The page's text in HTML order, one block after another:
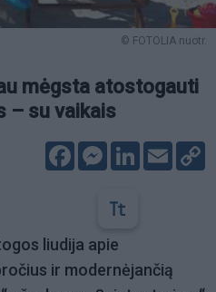
© FOTOLIA nuotr.
mėgsta atostogauti
– su vaikais
FacebookMessenger
LinkedIn
Email
liudija apie
ir modernėjančią